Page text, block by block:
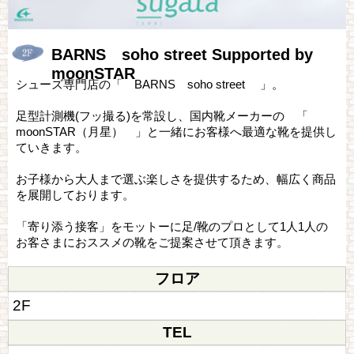
BARNS soho street Supported by
moonSTAR
シューズ専門店の「 BARNS soho street 」。
足型計測機(フッ撮る)を常設し、国内靴メーカーの 「
moonSTAR（月星） 」と一緒にお客様へ最適な靴を提供し
ていきます。
お子様から大人まで選ぶ楽しさを提供するため、幅広く商品
を展開しております。
「寄り添う接客」をモットーに足/靴のプロとして1人1人の
お客さまにおススメの靴をご提案させて頂きます。
フロア
2F
TEL